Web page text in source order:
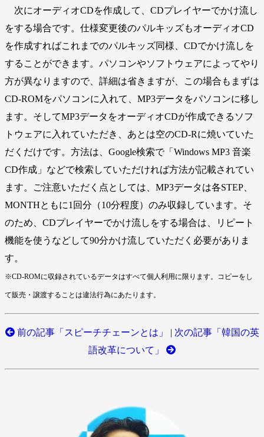
次にオーディオCDを作成して、CDプレイヤーでかけ流し
をする場合です。仕様変更後のパルキッズもオーディオCD
を作成すればこれまでのパルキッズ同様、CDでかけ流しを
することができます。パソコンやソフトウェアによってやり
方が異なりますので、詳細は省きますが、この場合もまずは
CD-ROMをパソコンに入れて、MP3データをパソコンに移し
ます。そしてMP3データをオーディオCDが作成できるソフ
トウェアに入れていただき、あとは空のCD-Rに焼いていた
だくだけです。方法は、Google検索で「Windows MP3 音楽
CD作成」などで検索していただければ方法が記載されてい
ます。ご注意いただく点としては、MP3データは各STEP、
MONTHともに1回分（10分程度）のみ収録しています。そ
のため、CDプレイヤーでかけ流しをする場合は、リピート
機能を使うなどして90分かけ流していただく必要がありま
す。
※CD-ROMに収録されているデータはすべて個人利用に限ります。コピーをし
て販売・譲渡することは違法行為にあたります。
前の記事「スピーチチェーンとは」 | 次の記事「韓国の英
語改革について」